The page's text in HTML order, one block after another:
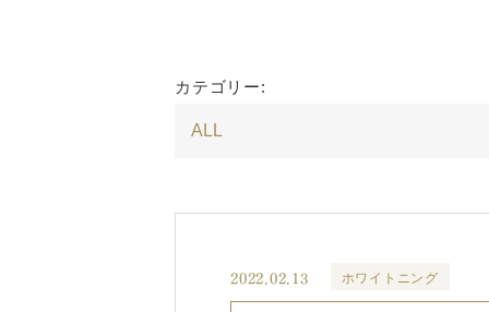
カテゴリー:
2022.02.13 ホワイトニング